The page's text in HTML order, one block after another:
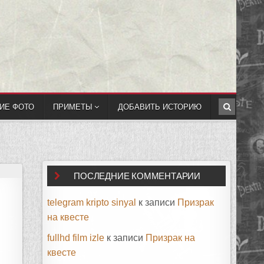
ФОТО ПРИМЕТЫ ДОБАВИТЬ ИСТОРИЮ
ПОСЛЕДНИЕ КОММЕНТАРИИ
telegram kripto sinyal к записи Призрак
на квесте
fullhd film izle к записи Призрак на
квесте